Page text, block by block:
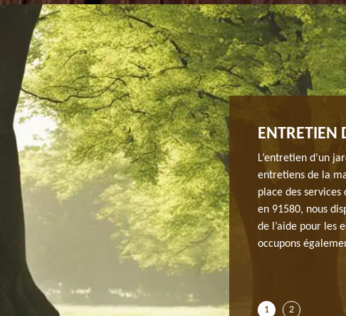
ET D’ENTRETIEN DE JARDIN
ETRECHY.
le 91580 et vous souhaiterez appeler un expert
que pour ce mois-ci, JH elagage dans le 91580 offre
pour la plantation et l’entretien de jardin.
suffit de remplir le formulaire pour lui demander
informations concernant le tarif des travaux à réaliser.
et entretien de jardin à Chauffour Les Etrechy, JH
votre budget.
ENTRETIEN
L’entretien d’un
entretiens de la
place des
en 91580, nous
de l’aide pour les
occupons
1 2